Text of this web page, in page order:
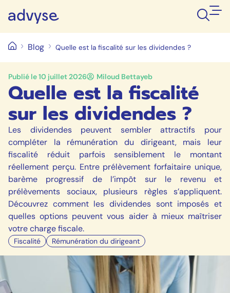
Blog Quelle est la fiscalité sur les dividendes ?
Publié le10 juillet 2026 Miloud Bettayeb
Quelle est la fiscalité
sur les dividendes ?
Les dividendes peuvent sembler attractifs pour
compléter la rémunération du dirigeant, mais leur
fiscalité réduit parfois sensiblement le montant
réellement perçu. Entre prélèvement forfaitaire unique,
barème progressif de l’impôt sur le revenu et
prélèvements sociaux, plusieurs règles s’appliquent.
Découvrez comment les dividendes sont imposés et
quelles options peuvent vous aider à mieux maîtriser
votre charge fiscale.
Fiscalité Rémunération du dirigeant